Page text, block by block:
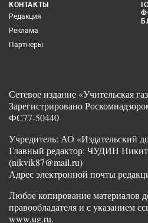
КОНТАКТЫ
Редакция
Реклама
Партнеры
Сетевое издание «Учительская
Зарегистрировано
ФС77-50440
Учредитель: АО «Издательский
Главный редактор: ЧУДИН
(nikvik87@mail.ru)
Адрес электронной почты
Любое копирование материалов
правообладателя и с указанием
www.ug.ru.